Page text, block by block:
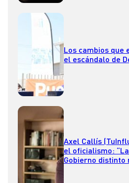
Los cambios que
el escándalo de
Axel Callís
el oficialismo:
Gobierno distinto